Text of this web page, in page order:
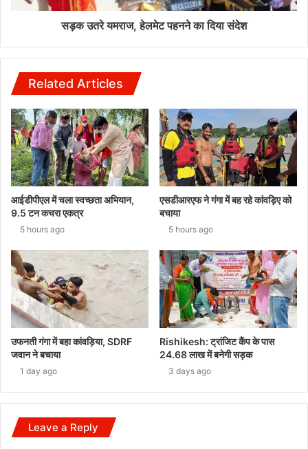
सड़क उतरे यमराज, हेलमेट पहनने का दिया संदेश
Related Articles
आईडीपीएल में चला स्वच्छता अभियान,
9.5 टन कचरा एकत्र
5 hours ago
एसडीआरएफ ने गंगा में बह रहे कांवड़िए को
बचाया
5 hours ago
उफनती गंगा में बहा कांवड़िया, SDRF
जवान ने बचाया
1 day ago
Rishikesh: ट्रांजिट कैंप के पास
24.68 लाख में बनेगी सड़क
3 days ago
Leave a Reply